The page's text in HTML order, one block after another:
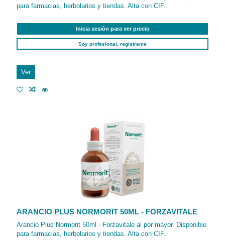
para farmacias, herbolarios y tiendas. Alta con CIF.
Inicia sesión para ver precio
Soy profesional, regístrame
Ver
ARANCIO PLUS NORMORIT 50ML - FORZAVITALE
Arancio Plus Normorit 50ml - Forzavitale al por mayor. Disponible
para farmacias, herbolarios y tiendas. Alta con CIF.